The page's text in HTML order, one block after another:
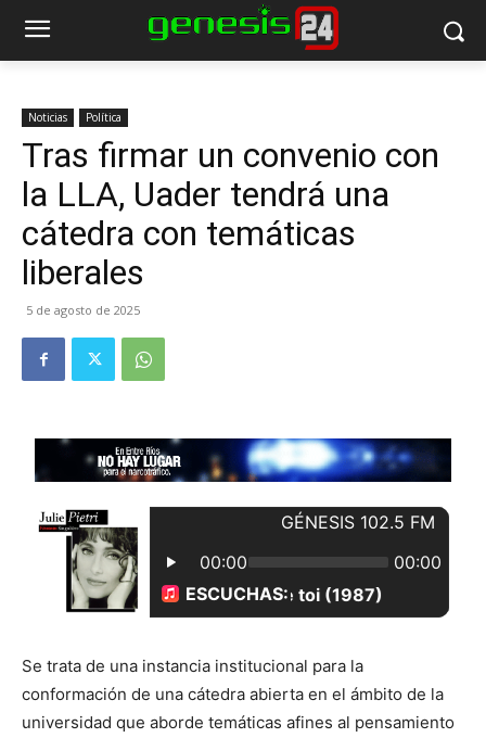
Noticias Política
Tras firmar un convenio con
la LLA, Uader tendrá una
cátedra con temáticas
liberales
5 de agosto de 2025
Se trata de una instancia institucional para la
conformación de una cátedra abierta en el ámbito de la
universidad que aborde temáticas afines al pensamiento